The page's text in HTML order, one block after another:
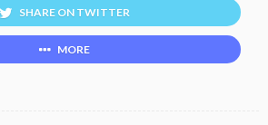
SHARE ON TWITTER
MORE